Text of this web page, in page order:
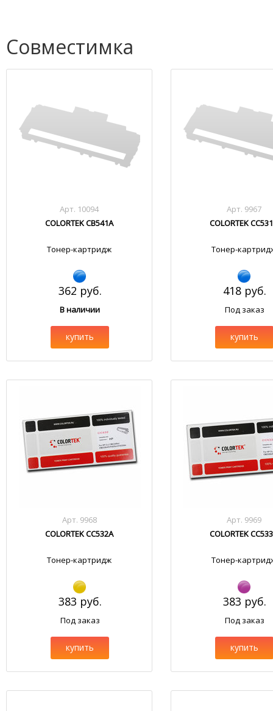
Совместимка
Арт. 10094
COLORTEK CB541A
Тонер-картридж
362 руб.
В наличии
купить
Арт. 9967
COLORTEK
Тонер-
418 руб.
Под заказ
купить
Арт. 9968
COLORTEK CC532A
Тонер-картридж
383 руб.
Под заказ
купить
Арт. 9969
COLORTEK
Тонер-
383 руб.
Под заказ
купить